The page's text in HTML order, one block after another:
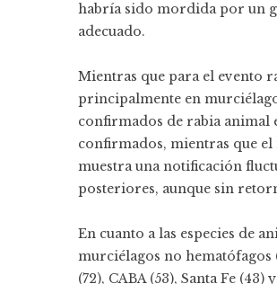
habría sido mordida por un
adecuado.
Mientras que para el evento
principalmente en
confirmados de rabia animal
confirmados, mientras que el
muestra una notificación
posteriores, aunque sin
En cuanto a las especies de
murciélagos no
(72), CABA (53), Santa Fe